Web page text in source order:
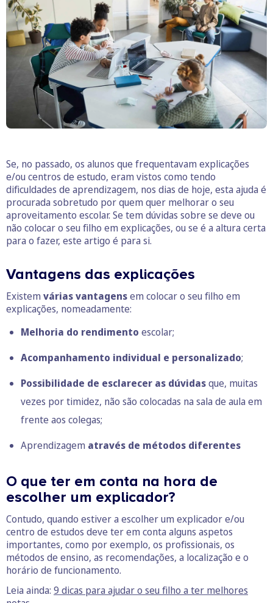
Se, no passado, os alunos que frequentavam explicações
e/ou centros de estudo, eram vistos como tendo
dificuldades de aprendizagem, nos dias de hoje, esta ajuda é
procurada sobretudo por quem quer melhorar o seu
aproveitamento escolar. Se tem dúvidas sobre se deve ou
não colocar o seu filho em explicações, ou se é a altura certa
para o fazer, este artigo é para si.
Vantagens das explicações
Existem várias vantagensem colocar o seu filho em
explicações, nomeadamente:
Melhoria do rendimento escolar;
Acompanhamento individual e personalizado;
Possibilidade de esclarecer as dúvidasque, muitas
vezes por timidez, não são colocadas na sala de aula em
frente aos colegas;
Aprendizagem através de métodos diferentes
O que ter em conta na hora de
escolher um explicador?
Contudo, quando estiver a escolher um explicador e/ou
centro de estudos deve ter em conta alguns aspetos
importantes, como por exemplo, os profissionais, os
métodos de ensino, as recomendações, a localização e o
horário de funcionamento.
Leia ainda: 9 dicas para ajudar o seu filho a ter melhores